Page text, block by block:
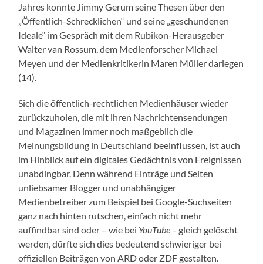
Jahres konnte Jimmy Gerum seine Thesen über den
„Öffentlich-Schrecklichen“ und seine „geschundenen
Ideale“ im Gespräch mit dem Rubikon-Herausgeber
Walter van Rossum, dem Medienforscher Michael
Meyen und der Medienkritikerin Maren Müller darlegen
(14).
Sich die öffentlich-rechtlichen Medienhäuser wieder
zurückzuholen, die mit ihren Nachrichtensendungen
und Magazinen immer noch maßgeblich die
Meinungsbildung in Deutschland beeinflussen, ist auch
im Hinblick auf ein digitales Gedächtnis von Ereignissen
unabdingbar. Denn während Einträge und Seiten
unliebsamer Blogger und unabhängiger
Medienbetreiber zum Beispiel bei Google-Suchseiten
ganz nach hinten rutschen, einfach nicht mehr
auffindbar sind oder – wie bei YouTube –gleich gelöscht
werden, dürfte sich dies bedeutend schwieriger bei
offiziellen Beiträgen von ARD oder ZDF gestalten.